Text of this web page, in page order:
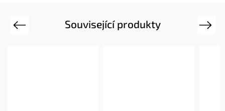
Související produkty
Previous Next